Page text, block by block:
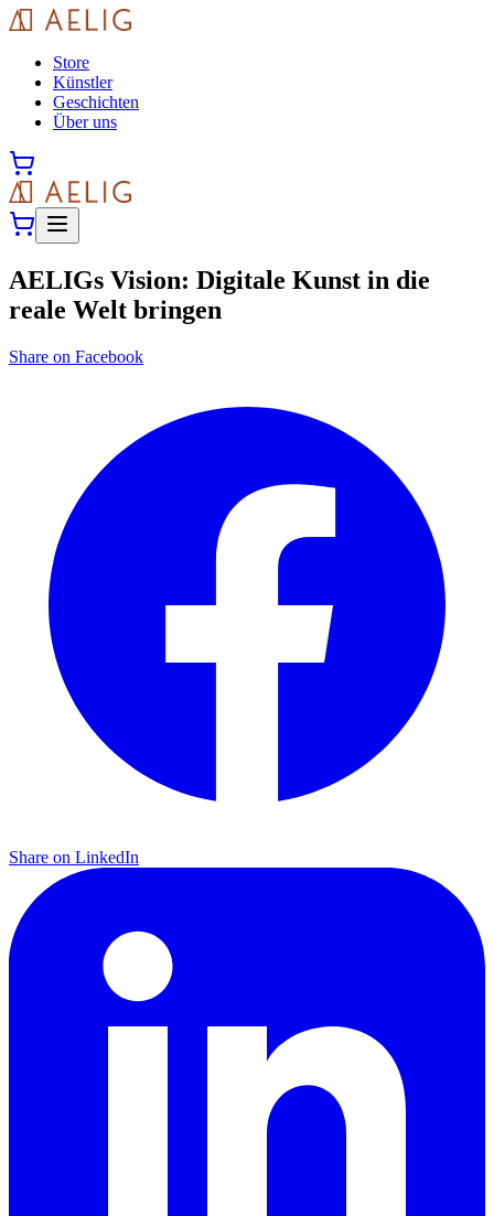
Store
Künstler
Geschichten
Über uns
AELIGs Vision: Digitale Kunst in die
reale Welt bringen
Share on Facebook
Share on LinkedIn